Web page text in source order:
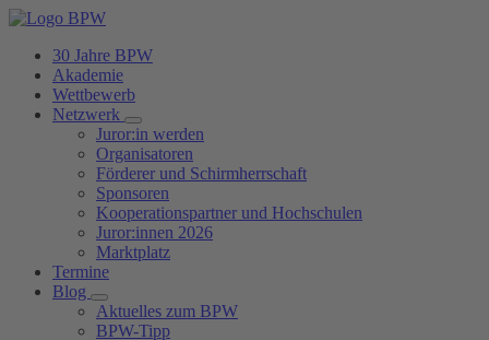
30 Jahre BPW
Akademie
Wettbewerb
Netzwerk
Juror:in werden
Organisatoren
Förderer und Schirmherrschaft
Sponsoren
Kooperationspartner und Hochschulen
Juror:innen 2026
Marktplatz
Termine
Blog
Aktuelles zum BPW
BPW-Tipp